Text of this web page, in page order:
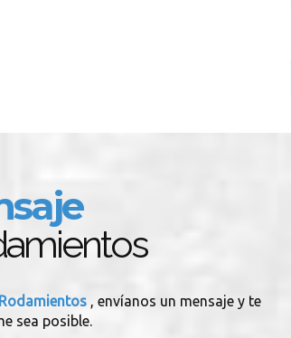
, envíanos un mensaje y te
sea posible.